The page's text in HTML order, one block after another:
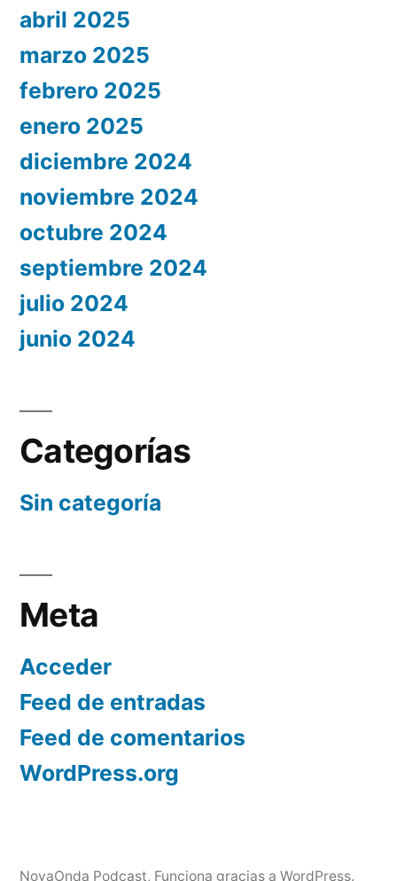
abril 2025
marzo 2025
febrero 2025
enero 2025
diciembre 2024
noviembre 2024
octubre 2024
septiembre 2024
julio 2024
junio 2024
Categorías
Sin categoría
Meta
Acceder
Feed de entradas
Feed de comentarios
WordPress.org
NovaOnda Podcast, Funciona gracias a WordPress.